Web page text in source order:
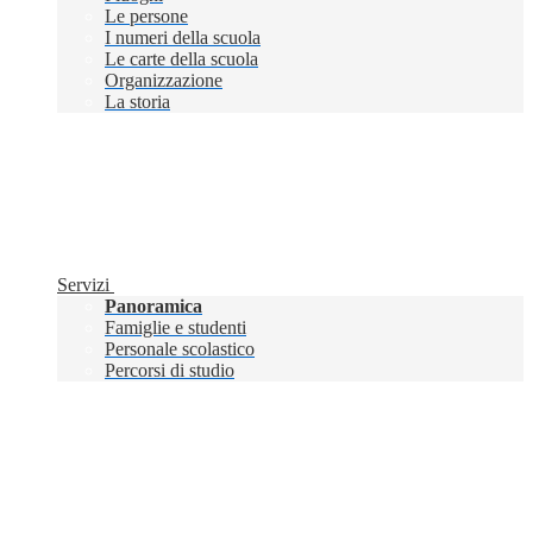
Le persone
I numeri della scuola
Le carte della scuola
Organizzazione
La storia
Servizi
Panoramica
Famiglie e studenti
Personale scolastico
Percorsi di studio